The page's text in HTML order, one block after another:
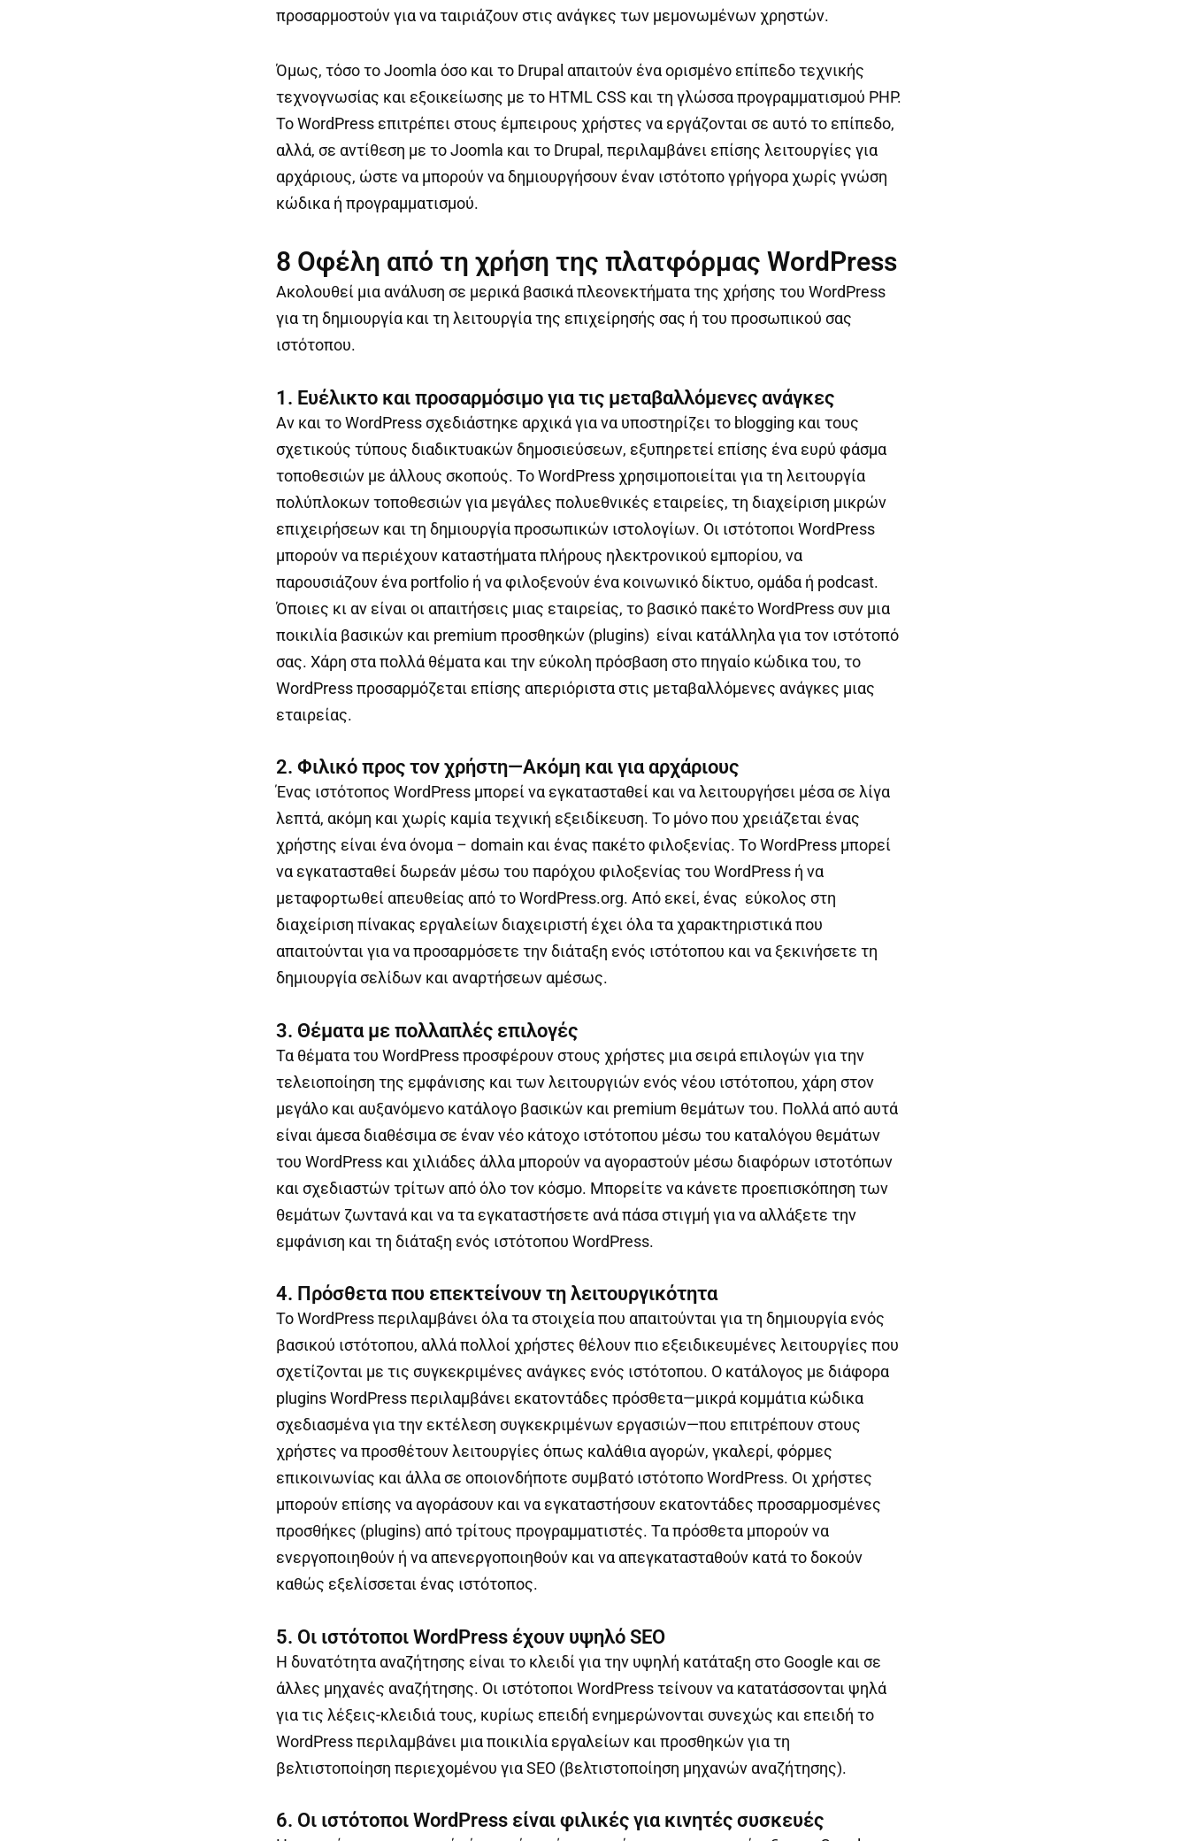
προσαρμοστούν για να ταιριάζουν στις ανάγκες των μεμονωμένων χρηστών.
Όμως, τόσο το Joomla όσο και το Drupal απαιτούν ένα ορισμένο επίπεδο τεχνικής
τεχνογνωσίας και εξοικείωσης με το HTML CSS και τη γλώσσα προγραμματισμού PHP.
Το WordPress επιτρέπει στους έμπειρους χρήστες να εργάζονται σε αυτό το επίπεδο,
αλλά, σε αντίθεση με το Joomla και το Drupal, περιλαμβάνει επίσης λειτουργίες για
αρχάριους, ώστε να μπορούν να δημιουργήσουν έναν ιστότοπο γρήγορα χωρίς γνώση
κώδικα ή προγραμματισμού.
8 Οφέλη από τη χρήση της πλατφόρμας WordPress
Ακολουθεί μια ανάλυση σε μερικά βασικά πλεονεκτήματα της χρήσης του WordPress
για τη δημιουργία και τη λειτουργία της επιχείρησής σας ή του προσωπικού σας
ιστότοπου.
1. Ευέλικτο και προσαρμόσιμο για τις μεταβαλλόμενες ανάγκες
Αν και το WordPress σχεδιάστηκε αρχικά για να υποστηρίζει το blogging και τους
σχετικούς τύπους διαδικτυακών δημοσιεύσεων, εξυπηρετεί επίσης ένα ευρύ φάσμα
τοποθεσιών με άλλους σκοπούς. Το WordPress χρησιμοποιείται για τη λειτουργία
πολύπλοκων τοποθεσιών για μεγάλες πολυεθνικές εταιρείες, τη διαχείριση μικρών
επιχειρήσεων και τη δημιουργία προσωπικών ιστολογίων. Οι ιστότοποι WordPress
μπορούν να περιέχουν καταστήματα πλήρους ηλεκτρονικού εμπορίου, να
παρουσιάζουν ένα portfolio ή να φιλοξενούν ένα κοινωνικό δίκτυο, ομάδα ή podcast.
Όποιες κι αν είναι οι απαιτήσεις μιας εταιρείας, το βασικό πακέτο WordPress συν μια
ποικιλία βασικών και premium προσθηκών (plugins) είναι κατάλληλα για τον ιστότοπό
σας. Χάρη στα πολλά θέματα και την εύκολη πρόσβαση στο πηγαίο κώδικα του, το
WordPress προσαρμόζεται επίσης απεριόριστα στις μεταβαλλόμενες ανάγκες μιας
εταιρείας.
2. Φιλικό προς τον χρήστη—Ακόμη και για αρχάριους
Ένας ιστότοπος WordPress μπορεί να εγκατασταθεί και να λειτουργήσει μέσα σε λίγα
λεπτά, ακόμη και χωρίς καμία τεχνική εξειδίκευση. Το μόνο που χρειάζεται ένας
χρήστης είναι ένα όνομα – domain και ένας πακέτο φιλοξενίας. Το WordPress μπορεί
να εγκατασταθεί δωρεάν μέσω του παρόχου φιλοξενίας του WordPress ή να
μεταφορτωθεί απευθείας από το WordPress.org. Από εκεί, ένας εύκολος στη
διαχείριση πίνακας εργαλείων διαχειριστή έχει όλα τα χαρακτηριστικά που
απαιτούνται για να προσαρμόσετε την διάταξη ενός ιστότοπου και να ξεκινήσετε τη
δημιουργία σελίδων και αναρτήσεων αμέσως.
3. Θέματα με πολλαπλές επιλογές
Τα θέματα του WordPress προσφέρουν στους χρήστες μια σειρά επιλογών για την
τελειοποίηση της εμφάνισης και των λειτουργιών ενός νέου ιστότοπου, χάρη στον
μεγάλο και αυξανόμενο κατάλογο βασικών και premium θεμάτων του. Πολλά από αυτά
είναι άμεσα διαθέσιμα σε έναν νέο κάτοχο ιστότοπου μέσω του καταλόγου θεμάτων
του WordPress και χιλιάδες άλλα μπορούν να αγοραστούν μέσω διαφόρων ιστοτόπων
και σχεδιαστών τρίτων από όλο τον κόσμο. Μπορείτε να κάνετε προεπισκόπηση των
θεμάτων ζωντανά και να τα εγκαταστήσετε ανά πάσα στιγμή για να αλλάξετε την
εμφάνιση και τη διάταξη ενός ιστότοπου WordPress.
4. Πρόσθετα που επεκτείνουν τη λειτουργικότητα
Το WordPress περιλαμβάνει όλα τα στοιχεία που απαιτούνται για τη δημιουργία ενός
βασικού ιστότοπου, αλλά πολλοί χρήστες θέλουν πιο εξειδικευμένες λειτουργίες που
σχετίζονται με τις συγκεκριμένες ανάγκες ενός ιστότοπου. Ο κατάλογος με διάφορα
plugins WordPress περιλαμβάνει εκατοντάδες πρόσθετα—μικρά κομμάτια κώδικα
σχεδιασμένα για την εκτέλεση συγκεκριμένων εργασιών—που επιτρέπουν στους
χρήστες να προσθέτουν λειτουργίες όπως καλάθια αγορών, γκαλερί, φόρμες
επικοινωνίας και άλλα σε οποιονδήποτε συμβατό ιστότοπο WordPress. Οι χρήστες
μπορούν επίσης να αγοράσουν και να εγκαταστήσουν εκατοντάδες προσαρμοσμένες
προσθήκες (plugins) από τρίτους προγραμματιστές. Τα πρόσθετα μπορούν να
ενεργοποιηθούν ή να απενεργοποιηθούν και να απεγκατασταθούν κατά το δοκούν
καθώς εξελίσσεται ένας ιστότοπος.
5. Οι ιστότοποι WordPress έχουν υψηλό SEO
Η δυνατότητα αναζήτησης είναι το κλειδί για την υψηλή κατάταξη στο Google και σε
άλλες μηχανές αναζήτησης. Οι ιστότοποι WordPress τείνουν να κατατάσσονται ψηλά
για τις λέξεις-κλειδιά τους, κυρίως επειδή ενημερώνονται συνεχώς και επειδή το
WordPress περιλαμβάνει μια ποικιλία εργαλείων και προσθηκών για τη
βελτιστοποίηση περιεχομένου για SEO (βελτιστοποίηση μηχανών αναζήτησης).
6. Οι ιστότοποι WordPress είναι φιλικές για κινητές συσκευές